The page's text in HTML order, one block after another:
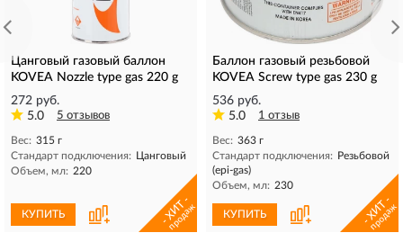
Цанговый газовый баллон
KOVEA Nozzle type gas 220 g
272 руб.
5.0
5 отзывов
Вес: 315 г
Стандарт подключения: Цанговый
Объем, мл: 220
КУПИТЬ - ХИТ -
продаж
Баллон газовый резьбовой
KOVEA Screw type gas 230 g
536 руб.
5.0
1 отзыв
Вес: 363 г
Стандарт подключения: Резьбовой
(epi-gas)
Объем, мл: 230
КУПИТЬ - ХИТ -
продаж